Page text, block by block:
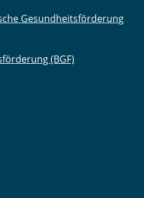
Gesundheitsförderung
(BGF)